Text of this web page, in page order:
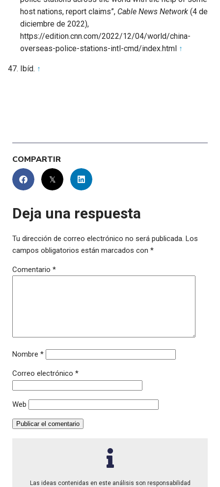
host nations, report claims”, Cable News Network (4 de
diciembre de 2022),
https://edition.cnn.com/2022/12/04/world/china-
overseas-police-stations-intl-cmd/index.html ↑
Ibíd. ↑
COMPARTIR
Deja una respuesta
Tu dirección de correo electrónico no será publicada. Los
campos obligatorios están marcados con *
Comentario *
Nombre *
Correo electrónico *
Web
Las ideas contenidas en este análisis son responsabilidad